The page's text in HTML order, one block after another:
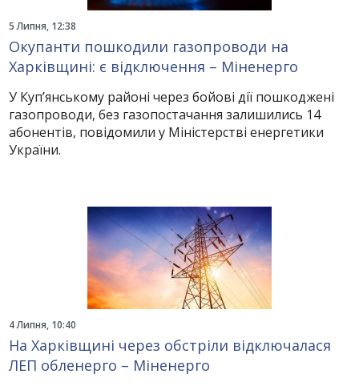
5 Липня, 12:38
Окупанти пошкодили газопроводи на
Харківщині: є відключення – Міненерго
У Куп’янському районі через бойові дії пошкоджені
газопроводи, без газопостачання залишились 14
абонентів, повідомили у Міністерстві енергетики
України.
4 Липня, 10:40
На Харківщині через обстріли відключалася
ЛЕП обленерго – Міненерго